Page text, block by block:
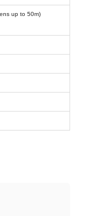
up to 50m)